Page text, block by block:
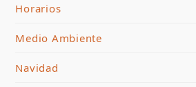
Horarios
Medio Ambiente
Navidad